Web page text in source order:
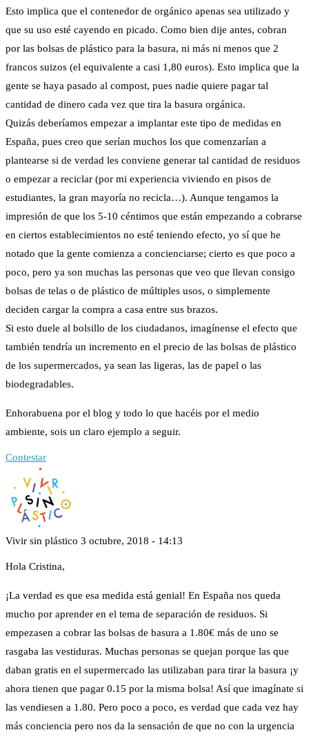
Esto implica que el contenedor de orgánico apenas sea utilizado y
que su uso esté cayendo en picado. Como bien dije antes, cobran
por las bolsas de plástico para la basura, ni más ni menos que 2
francos suizos (el equivalente a casi 1,80 euros). Esto implica que la
gente se haya pasado al compost, pues nadie quiere pagar tal
cantidad de dinero cada vez que tira la basura orgánica.
Quizás deberíamos empezar a implantar este tipo de medidas en
España, pues creo que serían muchos los que comenzarían a
plantearse si de verdad les conviene generar tal cantidad de residuos
o empezar a reciclar (por mi experiencia viviendo en pisos de
estudiantes, la gran mayoría no recicla…). Aunque tengamos la
impresión de que los 5-10 céntimos que están empezando a cobrarse
en ciertos establecimientos no esté teniendo efecto, yo sí que he
notado que la gente comienza a concienciarse; cierto es que poco a
poco, pero ya son muchas las personas que veo que llevan consigo
bolsas de telas o de plástico de múltiples usos, o simplemente
deciden cargar la compra a casa entre sus brazos.
Si esto duele al bolsillo de los ciudadanos, imagínense el efecto que
también tendría un incremento en el precio de las bolsas de plástico
de los supermercados, ya sean las ligeras, las de papel o las
biodegradables.
Enhorabuena por el blog y todo lo que hacéis por el medio
ambiente, sois un claro ejemplo a seguir.
Contestar
Vivir sin plástico 3 octubre, 2018 - 14:13
Hola Cristina,
¡La verdad es que esa medida está genial! En España nos queda
mucho por aprender en el tema de separación de residuos. Si
empezasen a cobrar las bolsas de basura a 1.80€ más de uno se
rasgaba las vestiduras. Muchas personas se quejan porque las que
daban gratis en el supermercado las utilizaban para tirar la basura ¡y
ahora tienen que pagar 0.15 por la misma bolsa! Así que imagínate si
las vendiesen a 1.80. Pero poco a poco, es verdad que cada vez hay
más conciencia pero nos da la sensación de que no con la urgencia